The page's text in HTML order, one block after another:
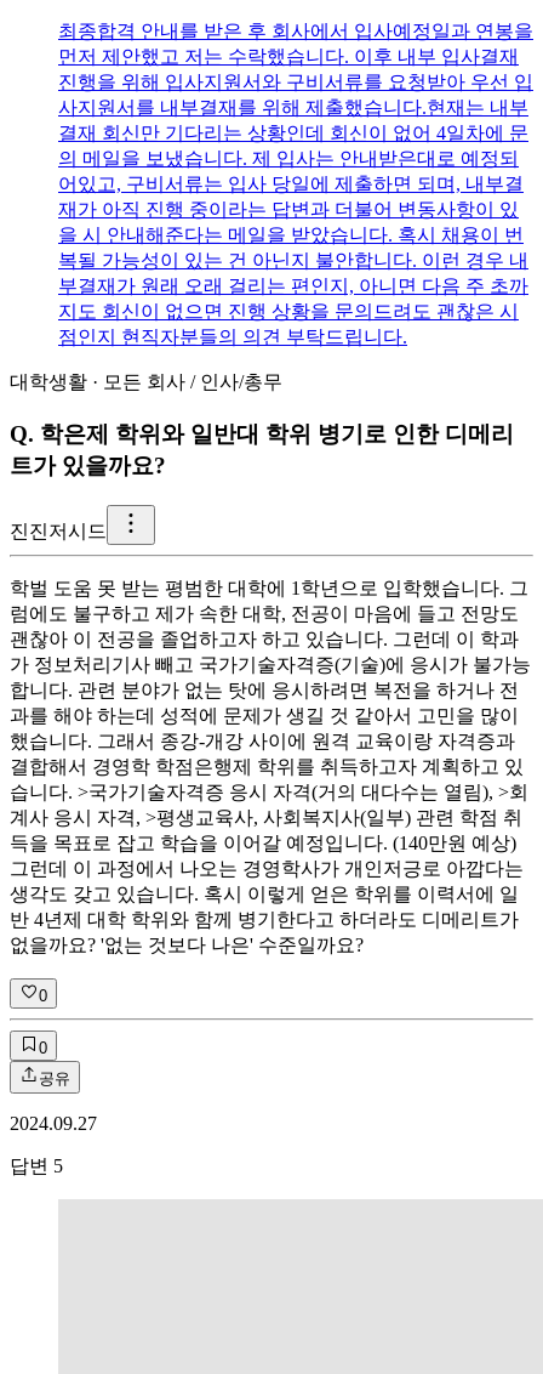
최종합격 안내를 받은 후 회사에서 입사예정일과 연봉을
먼저 제안했고 저는 수락했습니다. 이후 내부 입사결재
진행을 위해 입사지원서와 구비서류를 요청받아 우선 입
사지원서를 내부결재를 위해 제출했습니다.현재는 내부
결재 회신만 기다리는 상황인데 회신이 없어 4일차에 문
의 메일을 보냈습니다. 제 입사는 안내받은대로 예정되
어있고, 구비서류는 입사 당일에 제출하면 되며, 내부결
재가 아직 진행 중이라는 답변과 더불어 변동사항이 있
을 시 안내해준다는 메일을 받았습니다. 혹시 채용이 번
복될 가능성이 있는 건 아닌지 불안합니다. 이런 경우 내
부결재가 원래 오래 걸리는 편인지, 아니면 다음 주 초까
지도 회신이 없으면 진행 상황을 문의드려도 괜찮은 시
점인지 현직자분들의 의견 부탁드립니다.
대학생활 · 모든 회사 / 인사/총무
Q. 학은제 학위와 일반대 학위 병기로 인한 디메리
트가 있을까요?
진진저시드
학벌 도움 못 받는 평범한 대학에 1학년으로 입학했습니다. 그
럼에도 불구하고 제가 속한 대학, 전공이 마음에 들고 전망도
괜찮아 이 전공을 졸업하고자 하고 있습니다. 그런데 이 학과
가 정보처리기사 빼고 국가기술자격증(기술)에 응시가 불가능
합니다. 관련 분야가 없는 탓에 응시하려면 복전을 하거나 전
과를 해야 하는데 성적에 문제가 생길 것 같아서 고민을 많이
했습니다. 그래서 종강-개강 사이에 원격 교육이랑 자격증과
결합해서 경영학 학점은행제 학위를 취득하고자 계획하고 있
습니다. >국가기술자격증 응시 자격(거의 대다수는 열림), >회
계사 응시 자격, >평생교육사, 사회복지사(일부) 관련 학점 취
득을 목표로 잡고 학습을 이어갈 예정입니다. (140만원 예상)
그런데 이 과정에서 나오는 경영학사가 개인저긍로 아깝다는
생각도 갖고 있습니다. 혹시 이렇게 얻은 학위를 이력서에 일
반 4년제 대학 학위와 함께 병기한다고 하더라도 디메리트가
없을까요? '없는 것보다 나은' 수준일까요?
0
0
공유
2024.09.27
답변 5